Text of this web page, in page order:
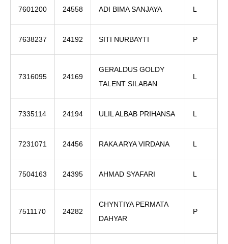
7601200 24558 ADI BIMA SANJAYA L
7638237 24192 SITI NURBAYTI P
7316095 24169
GERALDUS GOLDY
TALENT SILABAN
L
7335114 24194 ULIL ALBAB PRIHANSA L
7231071 24456 RAKA ARYA VIRDANA L
7504163 24395 AHMAD SYAFARI L
7511170 24282
CHYNTIYA PERMATA
DAHYAR
P